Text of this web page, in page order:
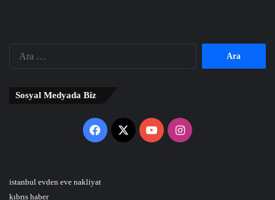
Sosyal Medyada Biz
Facebook
X YouTubeInstagram
istanbul evden eve nakliyat
kıbrıs haber